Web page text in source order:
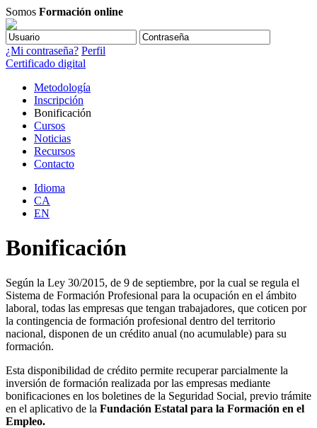
Somos Formación online
¿Mi contraseña? Perfil
Certificado digital
Metodología
Inscripción
Bonificación
Cursos
Noticias
Recursos
Contacto
Idioma
CA
EN
Bonificación
Según la Ley 30/2015, de 9 de septiembre, por la cual se regula el
Sistema de Formación Profesional para la ocupación en el ámbito
laboral, todas las empresas que tengan trabajadores, que coticen por
la contingencia de formación profesional dentro del territorio
nacional, disponen de un crédito anual (no acumulable) para su
formación.
Esta disponibilidad de crédito permite recuperar parcialmente la
inversión de formación realizada por las empresas mediante
bonificaciones en los boletines de la Seguridad Social, previo trámite
en el aplicativo de la Fundación Estatal para la Formación en el
Empleo.